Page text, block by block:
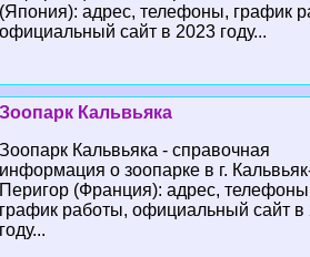
(Япония): адрес, телефоны, график
официальный сайт в 2023 году...
Зоопарк Кальвьяка
Зоопарк Кальвьяка - справочная
информация о зоопарке в г.
Перигор (Франция): адрес,
график работы, официальный сайт в
году...